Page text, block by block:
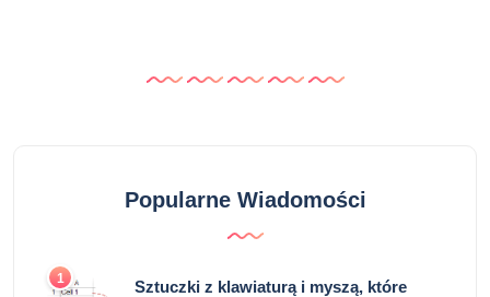
Popularne Wiadomości
1
Sztuczki z klawiaturą i myszą, które